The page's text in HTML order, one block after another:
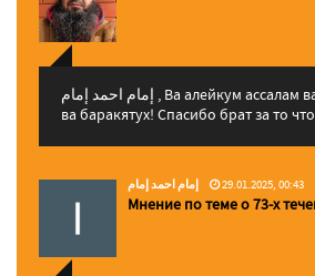
إمام احمد إمام , Ва алейкум ассалам ва рахматуЛлахи
ва баракятух! Спасибо брат за то
إمام احمد إمام 29.01.2025, 00:43
Мнение по теме о 73-х